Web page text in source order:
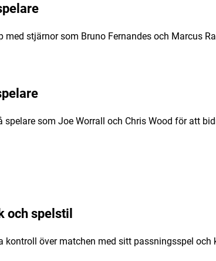
med stjärnor som Bruno Fernandes och Marcus
som Joe Worrall och Chris Wood för att
och spelstil
kontroll över matchen med sitt passningsspel